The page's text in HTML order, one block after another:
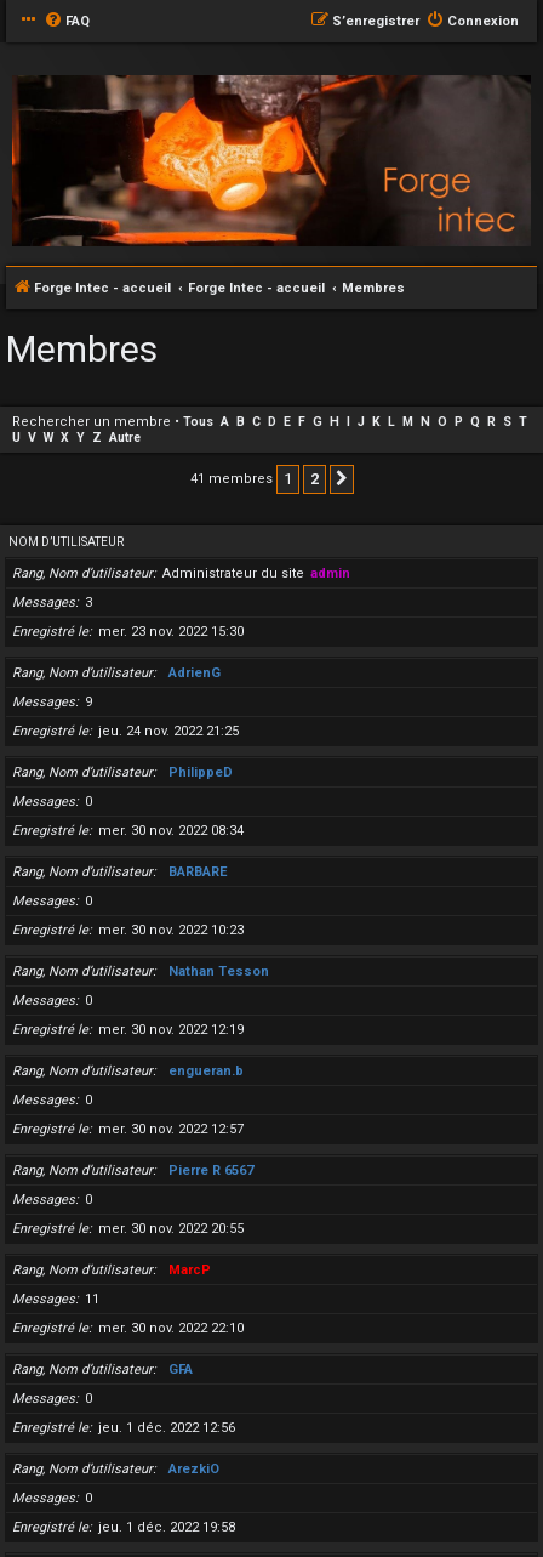
FAQ Connexion
S’enregistrer
Forge Intec - accueil Forge Intec - accueil Membres
Membres
Rechercher un membre • Tous A B C D E F G H I J K L M N O P Q R S T
U V W X Y Z Autre
41 membres 1 2
NOM D’UTILISATEUR
Rang, Nom d’utilisateur Administrateur du site admin
Messages
3
Enregistré le
mer. 23 nov. 2022 15:30
Rang, Nom d’utilisateur
AdrienG
Messages
9
Enregistré le
jeu. 24 nov. 2022 21:25
Rang, Nom d’utilisateur
PhilippeD
Messages
0
Enregistré le
mer. 30 nov. 2022 08:34
Rang, Nom d’utilisateur
BARBARE
Messages
0
Enregistré le
mer. 30 nov. 2022 10:23
Rang, Nom d’utilisateur
Nathan Tesson
Messages
0
Enregistré le
mer. 30 nov. 2022 12:19
Rang, Nom d’utilisateur
engueran.b
Messages
0
Enregistré le
mer. 30 nov. 2022 12:57
Rang, Nom d’utilisateur
Pierre R 6567
Messages
0
Enregistré le
mer. 30 nov. 2022 20:55
Rang, Nom d’utilisateur
MarcP
Messages
11
Enregistré le
mer. 30 nov. 2022 22:10
Rang, Nom d’utilisateur
GFA
Messages
0
Enregistré le
jeu. 1 déc. 2022 12:56
Rang, Nom d’utilisateur
ArezkiO
Messages
0
Enregistré le
jeu. 1 déc. 2022 19:58